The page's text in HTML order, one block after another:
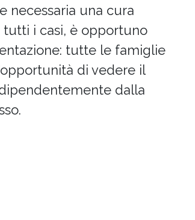
necessaria una cura
tutti i casi, è opportuno
tutte le famiglie
di vedere il
dalla